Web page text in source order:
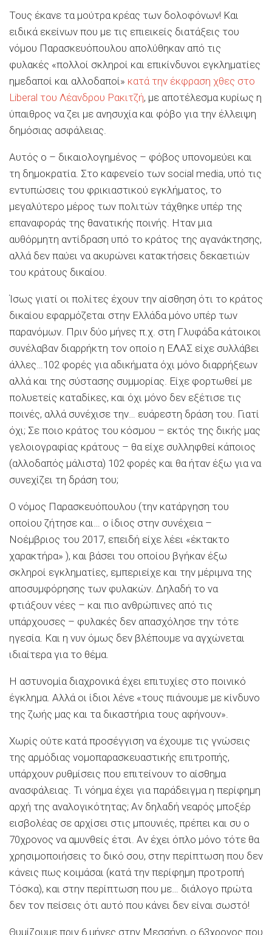
Τους έκανε τα μούτρα κρέας των δολοφόνων! Και
ειδικά εκείνων που με τις επιεικείς διατάξεις του
νόμου Παρασκευόπουλου απολύθηκαν από τις
φυλακές «πολλοί σκληροί και επικίνδυνοι εγκληματίες
ημεδαποί και αλλοδαποί» κατά την έκφραση χθες στο
Liberal του Λέανδρου Ρακιτζή, με αποτέλεσμα κυρίως η
ύπαιθρος να ζει με ανησυχία και φόβο για την έλλειψη
δημόσιας ασφάλειας.
Αυτός ο – δικαιολογημένος – φόβος υπονομεύει και
τη δημοκρατία. Στο καφενείο των social media, υπό τις
εντυπώσεις του φρικιαστικού εγκλήματος, το
μεγαλύτερο μέρος των πολιτών τάχθηκε υπέρ της
επαναφοράς της θανατικής ποινής. Ηταν μια
αυθόρμητη αντίδραση υπό το κράτος της αγανάκτησης,
αλλά δεν παύει να ακυρώνει κατακτήσεις δεκαετιών
του κράτους δικαίου.
Ίσως γιατί οι πολίτες έχουν την αίσθηση ότι το κράτος
δικαίου εφαρμόζεται στην Ελλάδα μόνο υπέρ των
παρανόμων. Πριν δύο μήνες π.χ. στη Γλυφάδα κάτοικοι
συνέλαβαν διαρρήκτη τον οποίο η ΕΛΑΣ είχε συλλάβει
άλλες…102 φορές για αδικήματα όχι μόνο διαρρήξεων
αλλά και της σύστασης συμμορίας. Είχε φορτωθεί με
πολυετείς καταδίκες, και όχι μόνο δεν εξέτισε τις
ποινές, αλλά συνέχισε την… ευάρεστη δράση του. Γιατί
όχι; Σε ποιο κράτος του κόσμου – εκτός της δικής μας
γελοιογραφίας κράτους – θα είχε συλληφθεί κάποιος
(αλλοδαπός μάλιστα) 102 φορές και θα ήταν έξω για να
συνεχίζει τη δράση του;
Ο νόμος Παρασκευόπουλου (την κατάργηση του
οποίου ζήτησε και… ο ίδιος στην συνέχεια –
Νοέμβριος του 2017, επειδή είχε λέει «έκτακτο
χαρακτήρα» ), και βάσει του οποίου βγήκαν έξω
σκληροί εγκληματίες, εμπεριείχε και την μέριμνα της
αποσυμφόρησης των φυλακών. Δηλαδή το να
φτιάξουν νέες – και πιο ανθρώπινες από τις
υπάρχουσες – φυλακές δεν απασχόλησε την τότε
ηγεσία. Και η νυν όμως δεν βλέπουμε να αγχώνεται
ιδιαίτερα για το θέμα.
Η αστυνομία διαχρονικά έχει επιτυχίες στο ποινικό
έγκλημα. Αλλά οι ίδιοι λένε «τους πιάνουμε με κίνδυνο
της ζωής μας και τα δικαστήρια τους αφήνουν».
Χωρίς ούτε κατά προσέγγιση να έχουμε τις γνώσεις
της αρμόδιας νομοπαρασκευαστικής επιτροπής,
υπάρχουν ρυθμίσεις που επιτείνουν το αίσθημα
ανασφάλειας. Τι νόημα έχει για παράδειγμα η περίφημη
αρχή της αναλογικότητας; Αν δηλαδή νεαρός μποξέρ
εισβολέας σε αρχίσει στις μπουνιές, πρέπει και συ ο
70χρονος να αμυνθείς έτσι. Αν έχει όπλο μόνο τότε θα
χρησιμοποιήσεις το δικό σου, στην περίπτωση που δεν
κάνεις πως κοιμάσαι (κατά την περίφημη προτροπή
Τόσκα), και στην περίπτωση που με… διάλογο πρώτα
δεν τον πείσεις ότι αυτό που κάνει δεν είναι σωστό!
Θυμίζουμε πριν 6 μήνες στην Μεσσήνη, ο 63χρονος που